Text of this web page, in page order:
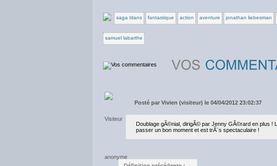
saga titans fantastique action aventure jonathan liebesman
samuel labarthe
Posté par Vivien (visiteur) le 04/04/2012 23:02:37
Doublage gÃ©nial, dirigÃ© par Jenny GÃ©rard en plus !
passer un bon moment et est trÃ¨s spectaculaire !